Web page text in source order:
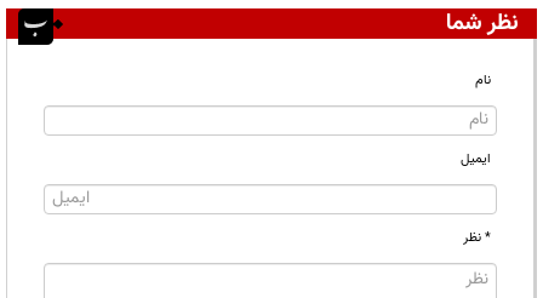
نظر شما
نام
ایمیل
* نظر